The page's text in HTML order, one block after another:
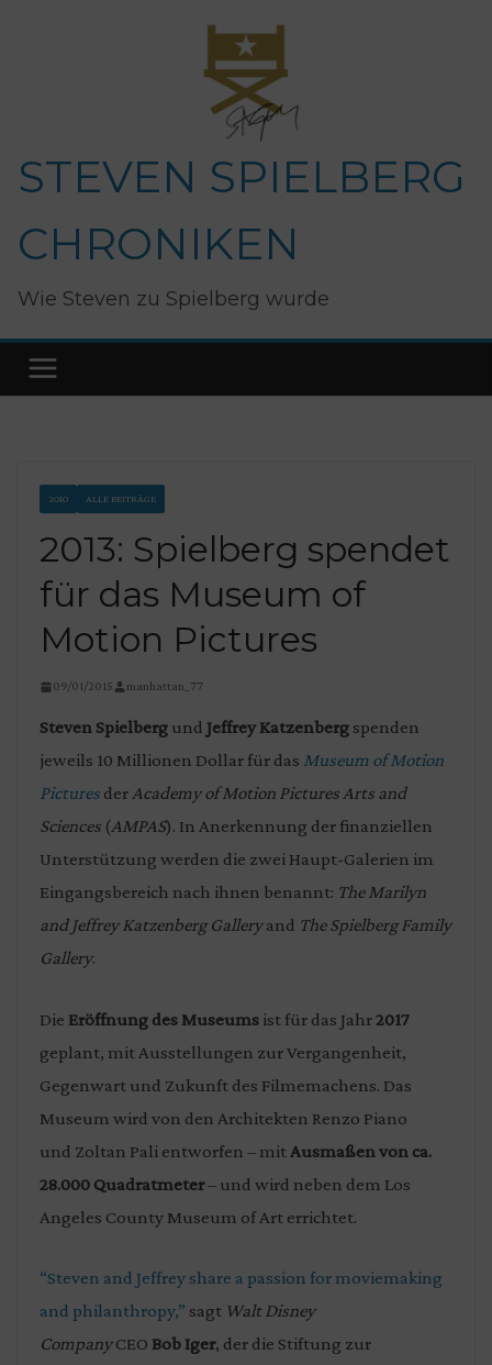
STEVEN SPIELBERG
CHRONIKEN
Wie Steven zu Spielberg wurde
2010 ALLE BEITRÄGE
2013: Spielberg spendet
für das Museum of
Motion Pictures
09/01/2015 manhattan_77
Steven Spielberg und Jeffrey Katzenberg spenden
jeweils 10 Millionen Dollar für das Museum of Motion
Pictures derAcademy of Motion Pictures Arts and
Sciences (AMPAS). In Anerkennung der finanziellen
Unterstützung werden die zwei Haupt-Galerien im
Eingangsbereich nach ihnen benannt: The Marilyn
and Jeffrey Katzenberg Galleryand The Spielberg Family
Gallery.
Die Eröffnung des Museums ist für das Jahr2017
geplant, mit Ausstellungen zur Vergangenheit,
Gegenwart und Zukunft des Filmemachens. Das
Museum wird von den Architekten Renzo Piano
und Zoltan Pali entworfen – mit Ausmaßen von ca.
28.000 Quadratmeter– und wird neben dem Los
Angeles County Museum of Art errichtet.
“Steven and Jeffrey share a passion for moviemaking
and philanthropy,” sagt Walt Disney
CompanyCEO Bob Iger, der die Stiftung zur